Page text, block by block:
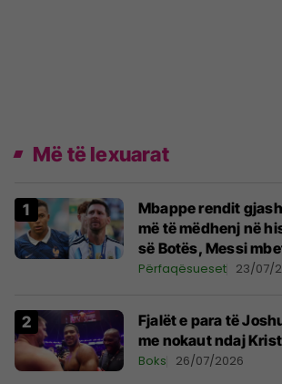
Më të lexuarat
Mbappe rendit
më të mëdhenj në
së Botës, Messi
Përfaqësueset 23/07/
Fjalët e para të
me nokaut ndaj
Boks 26/07/2026